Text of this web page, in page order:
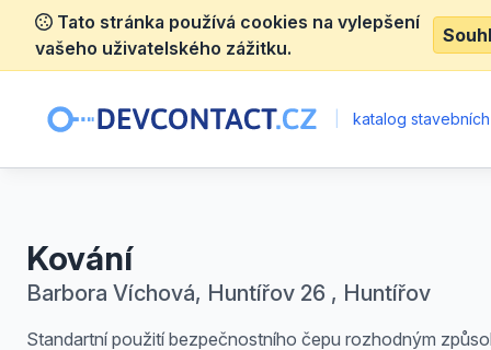
Tato stránka používá cookies na vylepšení
vašeho uživatelského zážitku.
katalog
Kování
Barbora Víchová, Huntířov 26 , Huntířov
Standartní použití bezpečnostního čepu rozhodným